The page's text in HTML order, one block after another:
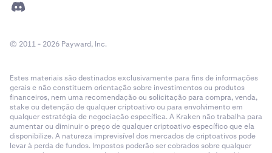
© 2011 - 2026 Payward, Inc.
Estes materiais são destinados exclusivamente para fins de informações
gerais e não constituem orientação sobre investimentos ou produtos
financeiros, nem uma recomendação ou solicitação para compra, venda,
stake ou detenção de qualquer criptoativo ou para envolvimento em
qualquer estratégia de negociação específica. A Kraken não trabalha para
aumentar ou diminuir o preço de qualquer criptoativo específico que ela
disponibilize. A natureza imprevisível dos mercados de criptoativos pode
levar à perda de fundos. Impostos poderão ser cobrados sobre qualquer